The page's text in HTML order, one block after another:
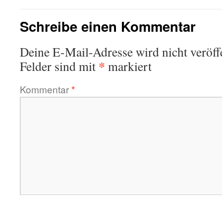
Schreibe einen Kommentar
Deine E-Mail-Adresse wird nicht
Felder sind mit * markiert
Kommentar*